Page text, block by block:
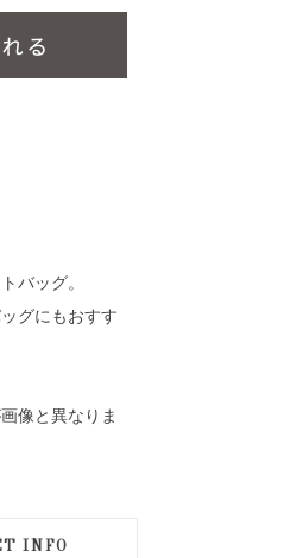
バッグ。
グにもおすす
像と異なりま
INFO